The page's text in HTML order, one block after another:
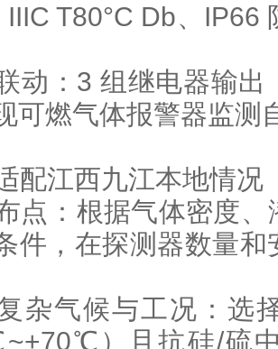
IIIC T80°C Db、 IP66
动： 3 组继电器输出
可燃气体报警器监测
配江西九江本地情况
点 ：根据气体密度
件，在探测器数量
杂气候与工况 ：选
）且抗硅/硫